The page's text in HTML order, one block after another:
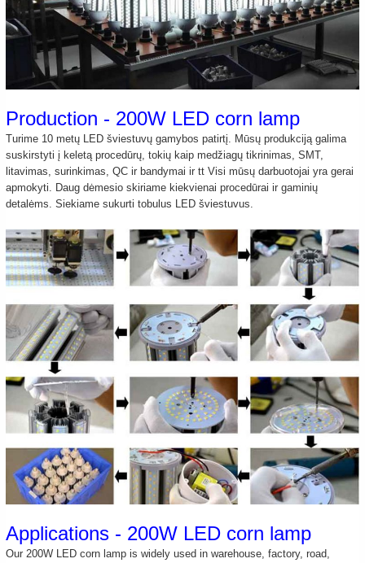
Production - 200W LED corn lamp
Turime 10 metų LED šviestuvų gamybos patirtį. Mūsų produkciją galima
suskirstyti į keletą procedūrų, tokių kaip medžiagų tikrinimas, SMT,
litavimas, surinkimas, QC ir bandymai ir tt Visi mūsų darbuotojai yra gerai
apmokyti. Daug dėmesio skiriame kiekvienai procedūrai ir gaminių
detalėms. Siekiame sukurti tobulus LED šviestuvus.
Applications - 200W LED corn lamp
Our 200W LED corn lamp is widely used in warehouse, factory, road,